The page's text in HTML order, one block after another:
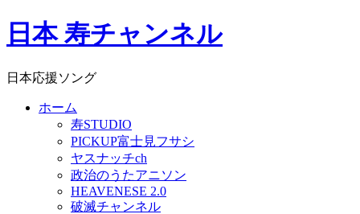
Skip
to日本 寿チャンネル
日本応援ソング
ホーム
寿STUDIO
PICKUP富士見フサシ
ヤスナッチch
政治のうたアニソン
HEAVENESE 2.0
破滅チャンネル